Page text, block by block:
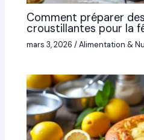
Comment préparer
croustillantes pour la
mars 3, 2026/Alimentation &